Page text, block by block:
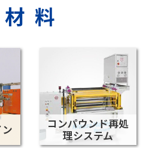
材料
コンパウンド再処
理システム